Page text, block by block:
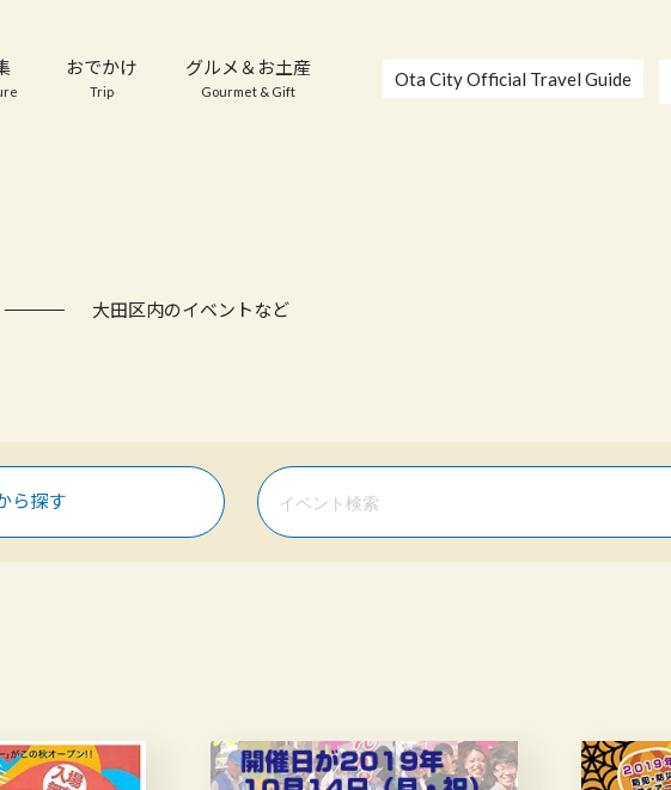
おでかけ
Trip
グルメ＆お土産
Gourmet & Gift
Ota City Official Travel Guide
大田区内のイベントなど
ら探す